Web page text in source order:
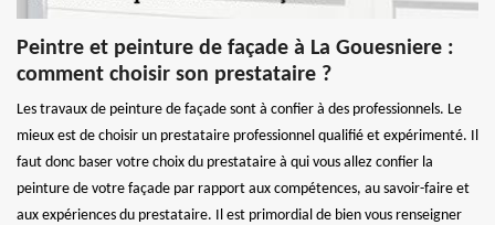
Peintre et peinture de façade à La Gouesniere :
comment choisir son prestataire ?
Les travaux de peinture de façade sont à confier à des professionnels. Le
mieux est de choisir un prestataire professionnel qualifié et expérimenté. Il
faut donc baser votre choix du prestataire à qui vous allez confier la
peinture de votre façade par rapport aux compétences, au savoir-faire et
aux expériences du prestataire. Il est primordial de bien vous renseigner